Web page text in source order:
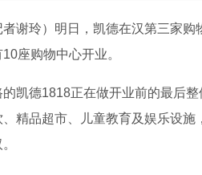
谢玲）明日，凯德在汉第三家购
座购物中心开业。
凯德1818正在做开业前的最后
精品超市、儿童教育及娱乐设